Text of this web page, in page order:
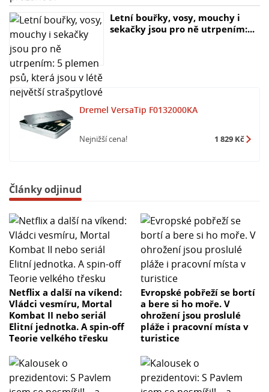
Letní bouřky, vosy, mouchy i
sekačky jsou pro ně utrpením:...
Dremel VersaTip F0132000KA
Nejnižší cena! 1 829 Kč
Články odjinud
Netflix a další na víkend:
Vládci vesmíru, Mortal
Kombat II nebo seriál
Elitní jednotka. A spin-off
Teorie velkého třesku
Evropské pobřeží se bortí
a bere si ho moře. V
ohrožení jsou proslulé
pláže i pracovní místa v
turistice